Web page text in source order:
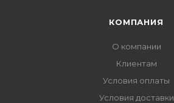
КОМПАНИЯ
О компании
Клиентам
Условия оплаты
Условия доставки